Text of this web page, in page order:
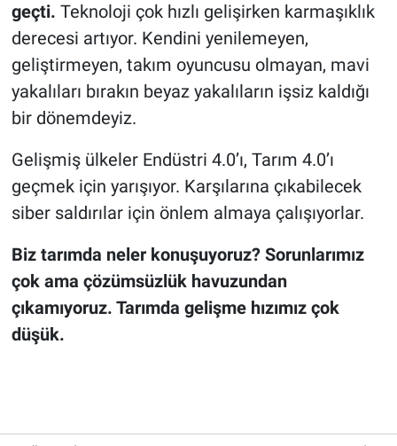
geçti. Teknoloji çok hızlı gelişirken karmaşıklık
derecesi artıyor. Kendini yenilemeyen,
geliştirmeyen, takım oyuncusu olmayan, mavi
yakalıları bırakın beyaz yakalıların işsiz kaldığı
bir dönemdeyiz.
Gelişmiş ülkeler Endüstri 4.0’ı, Tarım 4.0’ı
geçmek için yarışıyor. Karşılarına çıkabilecek
siber saldırılar için önlem almaya çalışıyorlar.
Biz tarımda neler konuşuyoruz? Sorunlarımız
çok ama çözümsüzlük havuzundan
çıkamıyoruz. Tarımda gelişme hızımız çok
düşük.